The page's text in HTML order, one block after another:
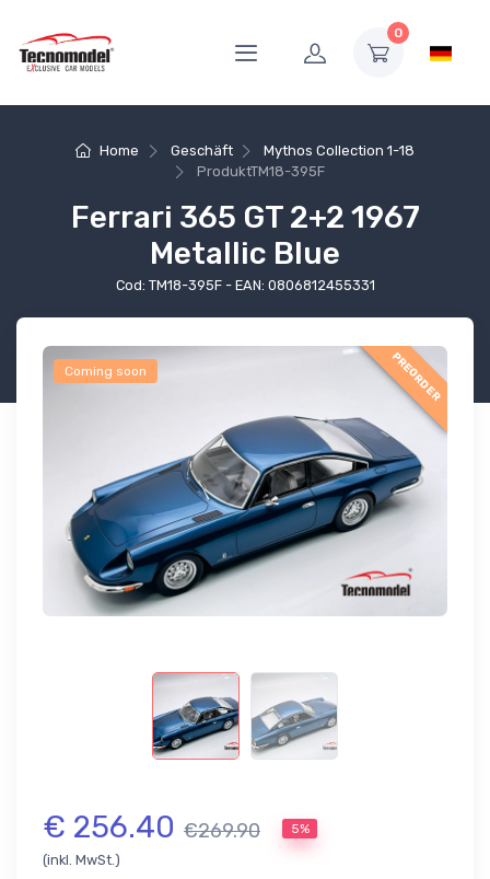
0
Home Geschäft
Mythos Collection 1-18
ProduktTM18-395F
Ferrari 365 GT 2+2 1967
Metallic Blue
Cod: TM18-395F - EAN: 0806812455331
Coming soon PREORDER
€ 256.40 €269.90 5%
(inkl. MwSt.)